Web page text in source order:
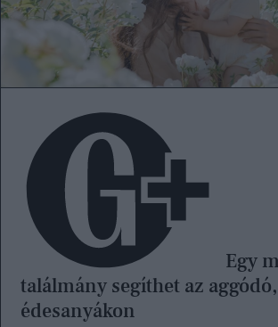
találmány segíthet az
édesanyákon